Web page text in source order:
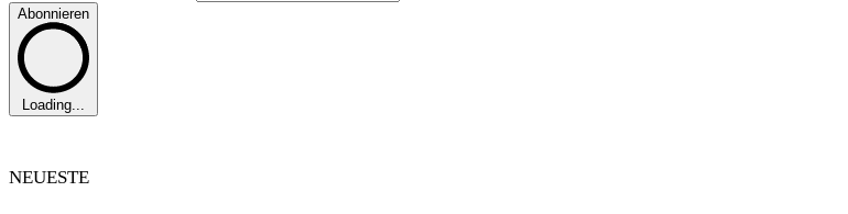
Abonnieren
Loading...
NEUESTE